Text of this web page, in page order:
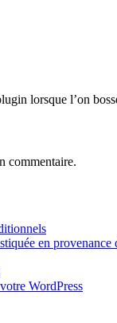
lorsque l’on
commentaire.
en provenance
WordPress